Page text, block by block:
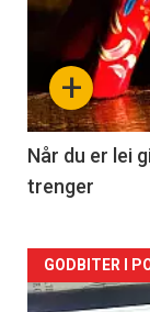
akkurat
nå
-
2
+
Når du er lei
trenger
Forsiden
GODBITER I